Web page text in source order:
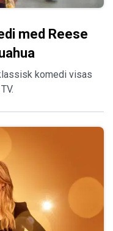
med Reese
komedi visas